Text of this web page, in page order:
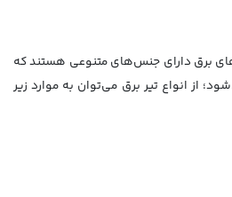
برق دارای جنس‌های متنوعی هستند که
از انواع تیر برق می‌توان به موارد زیر